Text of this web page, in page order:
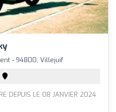
- 94800, Villejuif
DEPUIS LE 08 JANVIER 2024